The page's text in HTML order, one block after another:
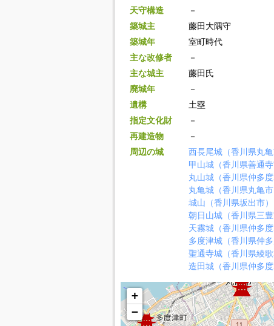
天守構造
－
築城主
藤田大隅守
築城年
室町時代
主な改修者
－
主な城主
藤田氏
廃城年
－
遺構
土塁
指定文化財
－
再建造物
－
周辺の城
西長尾城（香川県丸亀
甲山城（香川県善通寺
丸山城（香川県仲多度
丸亀城（香川県丸亀市
城山（香川県坂出市）
朝日山城（香川県三豊
天霧城（香川県仲多度
多度津城（香川県仲多
聖通寺城（香川県綾歌
造田城（香川県仲多度
+
−